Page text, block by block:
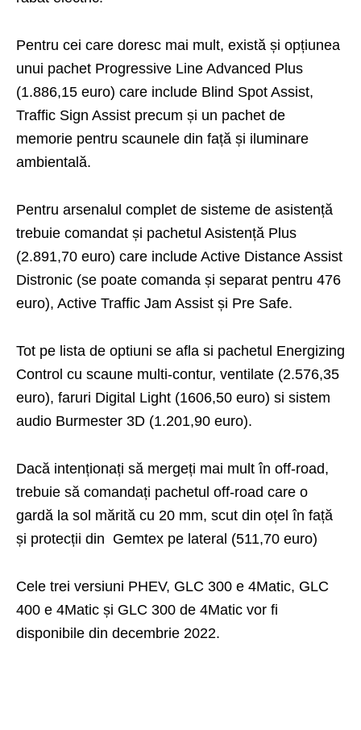
Pentru cei care doresc mai mult, există și opțiunea
unui pachet Progressive Line Advanced Plus
(1.886,15 euro) care include Blind Spot Assist,
Traffic Sign Assist precum și un pachet de
memorie pentru scaunele din față și iluminare
ambientală.
Pentru arsenalul complet de sisteme de asistență
trebuie comandat și pachetul Asistență Plus
(2.891,70 euro) care include Active Distance Assist
Distronic (se poate comanda și separat pentru 476
euro), Active Traffic Jam Assist și Pre Safe.
Tot pe lista de optiuni se afla si pachetul Energizing
Control cu ​​scaune multi-contur, ventilate (2.576,35
euro), faruri Digital Light (1606,50 euro) si sistem
audio Burmester 3D (1.201,90 euro).
Dacă intenționați să mergeți mai mult în off-road,
trebuie să comandați pachetul off-road care o
gardă la sol mărită cu 20 mm, scut din oțel în față
și protecții din Gemtex pe lateral (511,70 euro)
Cele trei versiuni PHEV, GLC 300 e 4Matic, GLC
400 e 4Matic și GLC 300 de 4Matic vor fi
disponibile din decembrie 2022.